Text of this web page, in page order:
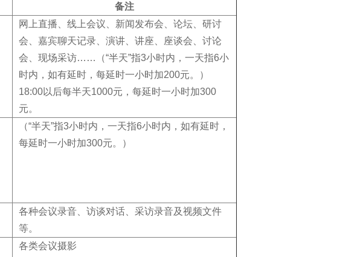
备注
网上直播、线上会议、新闻发布会、论坛、研讨
会、嘉宾聊天记录、演讲、讲座、座谈会、讨论
会、现场采访……（“半天”指3小时内，一天指6小
时内，如有延时，每延时一小时加200元。）
18:00以后每半天1000元，每延时一小时加300
元。
（“半天”指3小时内，一天指6小时内，如有延时，
每延时一小时加300元。）
各种会议录音、访谈对话、采访录音及视频文件
等。
各类会议摄影